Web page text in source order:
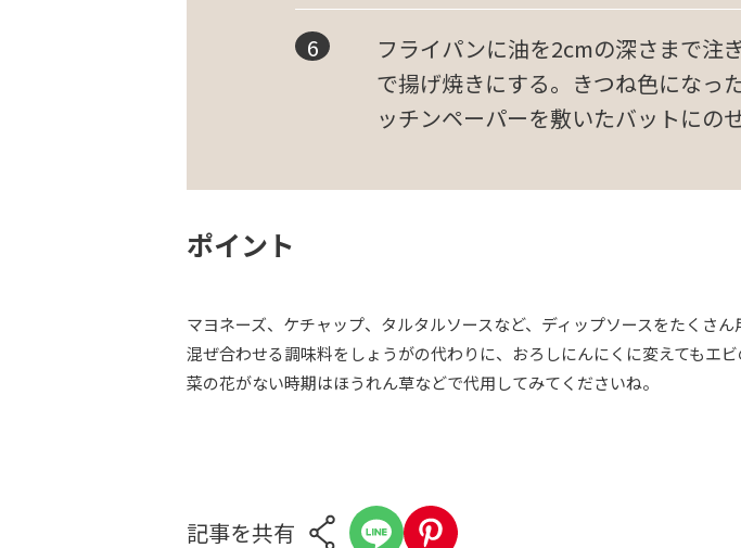
フライパンに油を2cmの深さまで注
で揚げ焼きにする。きつね色になっ
ッチンペーパーを敷いたバットにの
ポイント
マヨネーズ、ケチャップ、タルタルソースなど、ディップソースをたくさん
混ぜ合わせる調味料をしょうがの代わりに、おろしにんにくに変えてもエビ
菜の花がない時期はほうれん草などで代用してみてくださいね。
記事を共有